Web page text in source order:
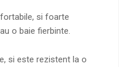
si foarte
o baie fierbinte.
si este rezistent la o